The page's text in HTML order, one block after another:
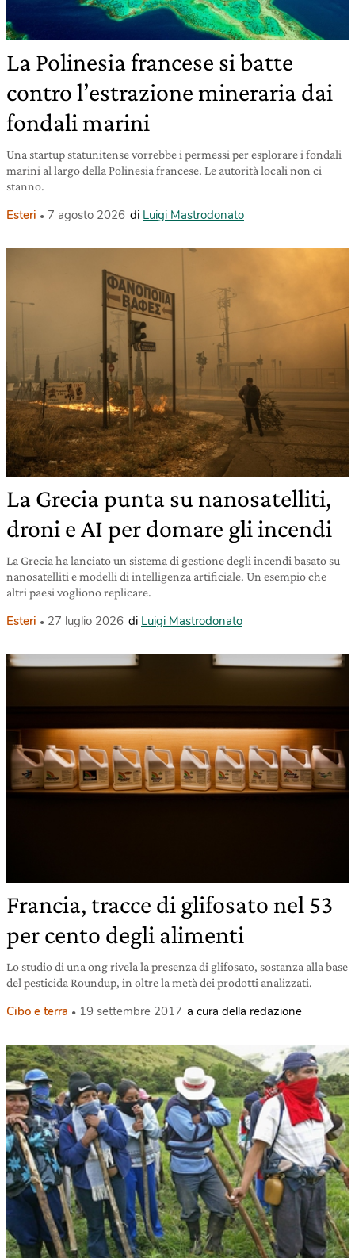
La Polinesia francese si batte
contro l’estrazione mineraria dai
fondali marini
Una startup statunitense vorrebbe i permessi per esplorare i fondali
marini al largo della Polinesia francese. Le autorità locali non ci
stanno.
Esteri 7 agosto 2026 di Luigi Mastrodonato
La Grecia punta su nanosatelliti,
droni e AI per domare gli incendi
La Grecia ha lanciato un sistema di gestione degli incendi basato su
nanosatelliti e modelli di intelligenza artificiale. Un esempio che
altri paesi vogliono replicare.
Esteri 27 luglio 2026 di Luigi Mastrodonato
Francia, tracce di glifosato nel 53
per cento degli alimenti
Lo studio di una ong rivela la presenza di glifosato, sostanza alla base
del pesticida Roundup, in oltre la metà dei prodotti analizzati.
Cibo e terra 19 settembre 2017 a cura della redazione